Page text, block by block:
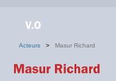
Acteurs > Masur Richard